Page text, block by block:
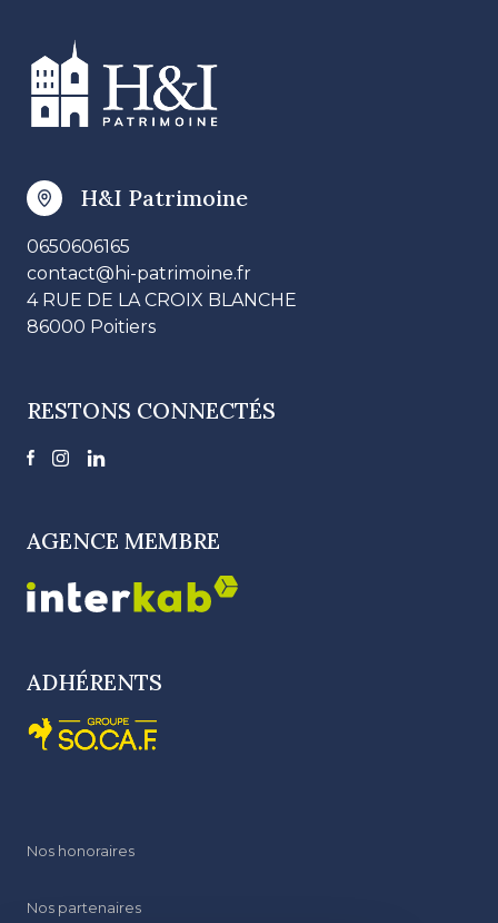
H&I Patrimoine
0650606165
contact@hi-patrimoine.fr
4 RUE DE LA CROIX BLANCHE
86000 Poitiers
RESTONS CONNECTÉS
AGENCE MEMBRE
ADHÉRENTS
Nos honoraires
Nos partenaires